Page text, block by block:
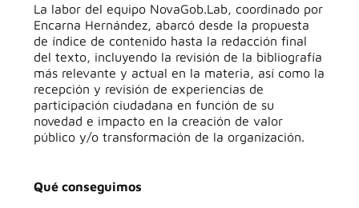
La labor del equipo NovaGob.Lab, coordinado por
Encarna Hernández, abarcó desde la propuesta
de índice de contenido hasta la redacción final
del texto, incluyendo la revisión de la bibliografía
más relevante y actual en la materia, así como la
recepción y revisión de experiencias de
participación ciudadana en función de su
novedad e impacto en la creación de valor
público y/o transformación de la organización.
Qué conseguimos